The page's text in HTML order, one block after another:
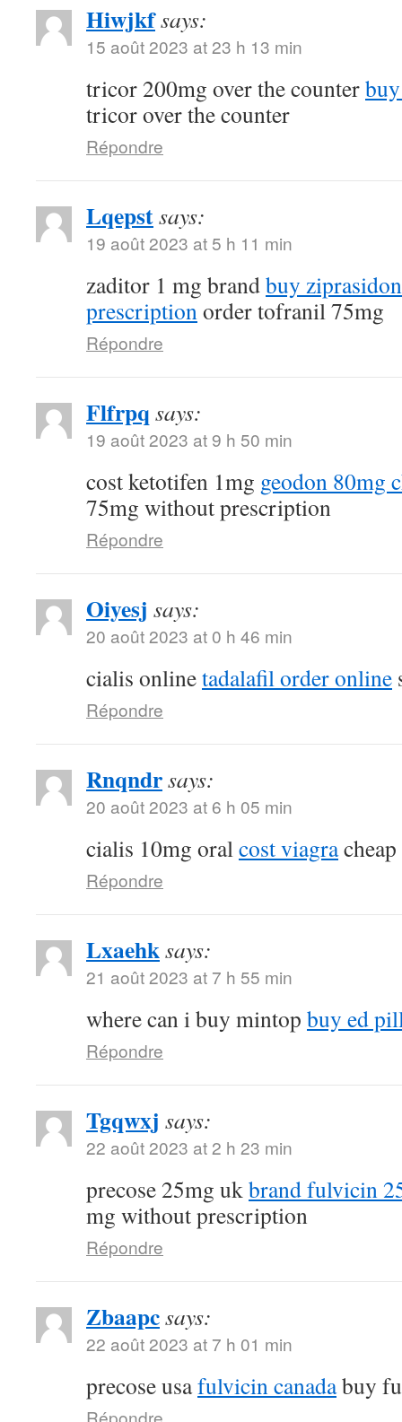
Hiwjkfsays:
15 août 2023 at 23 h 13 min
tricor 200mg over the counter
tricor over the counter
Répondre
Lqepstsays:
19 août 2023 at 5 h 11 min
zaditor 1 mg brandbuy
prescription order tofranil 75mg
Répondre
Flfrpq says:
19 août 2023 at 9 h 50 min
cost ketotifen 1mg geodon 80mg
75mg without prescription
Répondre
Oiyesj says:
20 août 2023 at 0 h 46 min
cialis onlinetadalafil order online
Répondre
Rnqndrsays:
20 août 2023 at 6 h 05 min
cialis 10mg oral cost viagra
Répondre
Lxaehksays:
21 août 2023 at 7 h 55 min
where can i buy mintop buy ed
Répondre
Tgqwxj says:
22 août 2023 at 2 h 23 min
precose 25mg uk brand fulvicin
mg without prescription
Répondre
Zbaapcsays:
22 août 2023 at 7 h 01 min
precose usafulvicin canadabuy
Répondre